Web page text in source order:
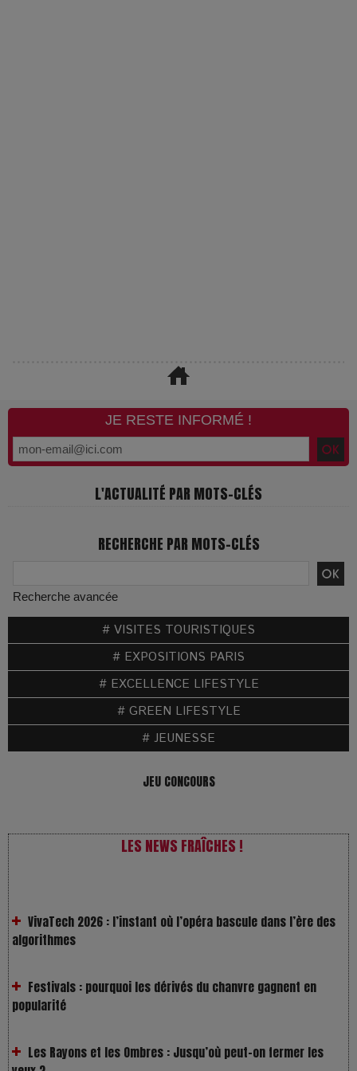
JE RESTE INFORMÉ !
L'ACTUALITÉ PAR MOTS-CLÉS
RECHERCHE PAR MOTS-CLÉS
Recherche avancée
# VISITES TOURISTIQUES
# EXPOSITIONS PARIS
# EXCELLENCE LIFESTYLE
# GREEN LIFESTYLE
# JEUNESSE
JEU CONCOURS
LES NEWS FRAÎCHES !